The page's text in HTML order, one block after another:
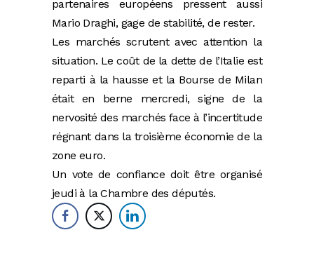
partenaires européens pressent aussi
Mario Draghi, gage de stabilité, de rester.
Les marchés scrutent avec attention la
situation. Le coût de la dette de l’Italie est
reparti à la hausse et la Bourse de Milan
était en berne mercredi, signe de la
nervosité des marchés face à l’incertitude
régnant dans la troisième économie de la
zone euro.
Un vote de confiance doit être organisé
jeudi à la Chambre des députés.